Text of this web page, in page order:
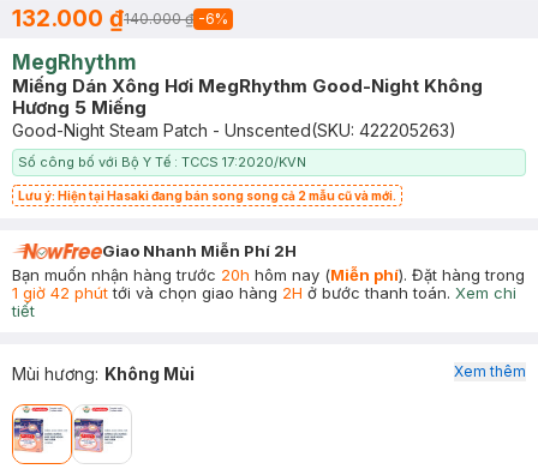
132.000 ₫140.000 ₫ -6%
MegRhythm
Miếng Dán Xông Hơi MegRhythm Good-Night Không
Hương 5 Miếng
Good-Night Steam Patch - Unscented(SKU: 422205263)
Số công bố với Bộ Y Tế : TCCS 17:2020/KVN
Lưu ý: Hiện tại Hasaki đang bán song song cả 2 mẫu cũ và mới.
Giao Nhanh Miễn Phí 2H
Bạn muốn nhận hàng trước 20h hôm nay (Miễn phí). Đặt hàng trong
1 giờ 42 phúttới và chọn giao hàng 2H ở bước thanh toán. Xem chi
tiết
Mùi hương: Không Mùi Xem thêm